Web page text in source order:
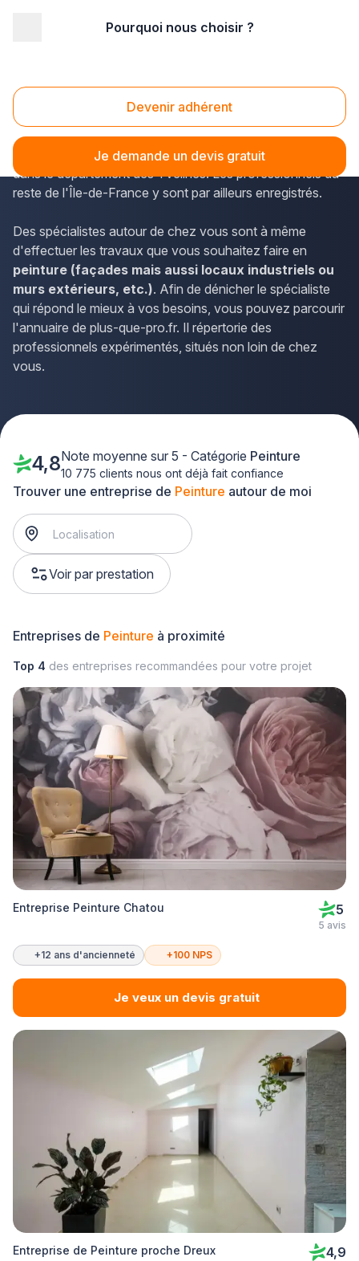
Pourquoi nous choisir ?
Devenir adhérent
Je demande un devis gratuit
Peinture Boinvilliers (78200)
Plus-que-pro.fr permet d'obtenir les horaires et les
coordonnées des peintres en bâtiment de Boinvilliers,
dans le département des Yvelines. Les professionnels du
reste de l'Île-de-France y sont par ailleurs enregistrés.
Des spécialistes autour de chez vous sont à même
d'effectuer les travaux que vous souhaitez faire en
peinture (façades mais aussi locaux industriels ou
murs extérieurs, etc.). Afin de dénicher le spécialiste
qui répond le mieux à vos besoins, vous pouvez parcourir
l'annuaire de plus-que-pro.fr. Il répertorie des
professionnels expérimentés, situés non loin de chez
vous.
Trouver une entreprise de Peinture autour de moi
Voir par prestation
4,8Note moyenne sur 5 - Catégorie Peinture
10 775 clients nous ont déjà fait confiance
Entreprises de Peinture à proximité
Top 4 des entreprises recommandées pour votre projet
Entreprise Peinture Chatou 5
5 avis
+12 ans d'ancienneté +100 NPS
Je veux un devis gratuit
Entreprise de Peinture proche Dreux 4,9